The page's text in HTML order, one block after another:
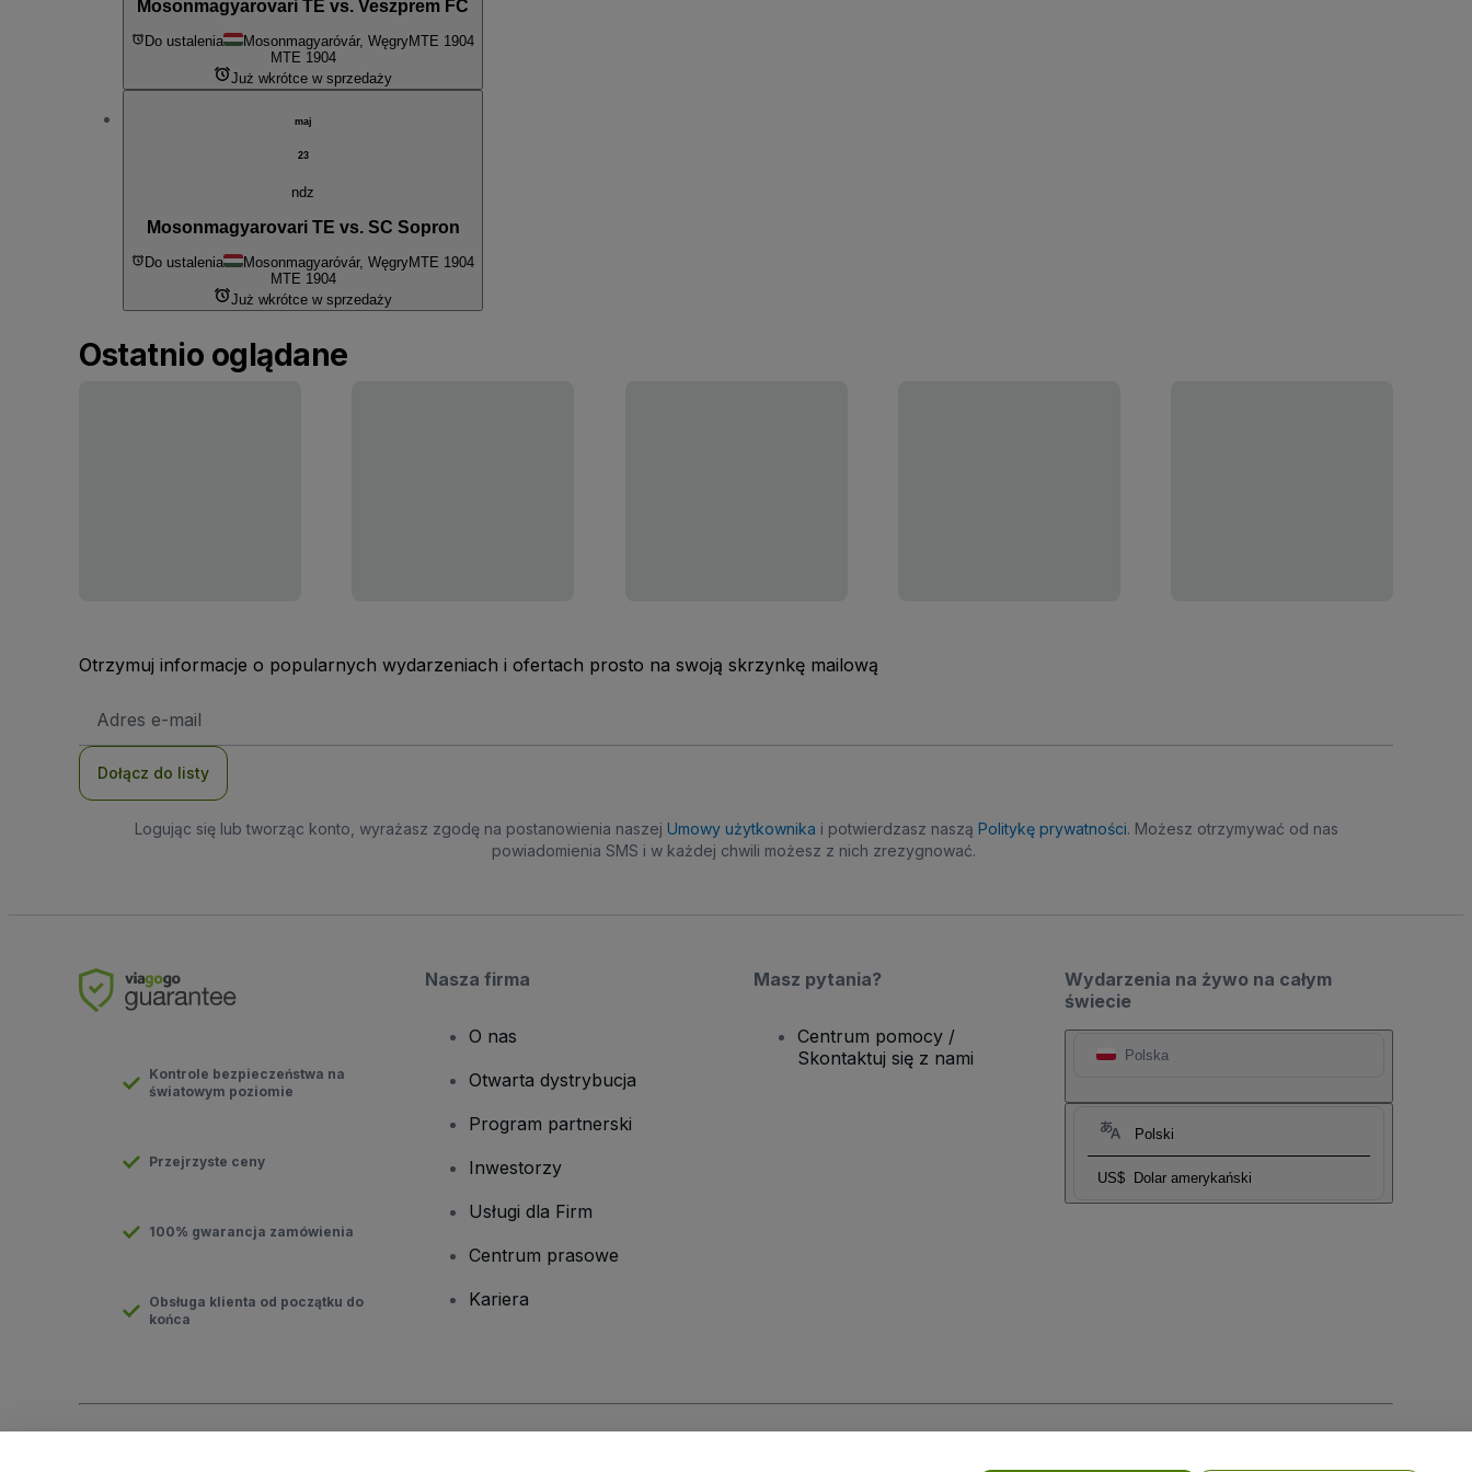
Mosonmagyarovari TE vs. Veszprem FC
Do ustalenia Mosonmagyaróvár, WęgryMTE 1904
MTE 1904
Już wkrótce w sprzedaży
maj
23
ndz
Mosonmagyarovari TE vs. SC Sopron
Do ustalenia Mosonmagyaróvár, WęgryMTE 1904
MTE 1904
Już wkrótce w sprzedaży
Ostatnio oglądane
Otrzymuj informacje o popularnych wydarzeniach i ofertach prosto na swoją skrzynkę mailową
e-
Dołącz do listy
Logując się lub tworząc konto, wyrażasz zgodę na postanowienia naszej Umowy użytkownika i potwierdzasz naszą Politykę prywatności. Możesz otrzymywać od nas
powiadomienia SMS i w każdej chwili możesz z nich zrezygnować.
Wydarzenia na żywo na całym
świecie
Polska
Polski
US$ Dolar amerykański
Kontrole bezpieczeństwa na
światowym poziomie
Przejrzyste ceny
100% gwarancja zamówienia
Obsługa klienta od początku do
końca
Nasza firma
O nas
Otwarta dystrybucja
Program partnerski
Inwestorzy
Usługi dla Firm
Centrum prasowe
Kariera
Masz pytania?
Centrum pomocy /
Skontaktuj się z nami